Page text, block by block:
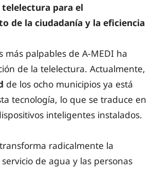
para el
de la ciudadanía y la eficiencia
más palpables de A-MEDI ha
de la telelectura. Actualmente,
de los ocho municipios ya está
tecnología, lo que se traduce en
inteligentes instalados.
radicalmente la
de agua y las personas